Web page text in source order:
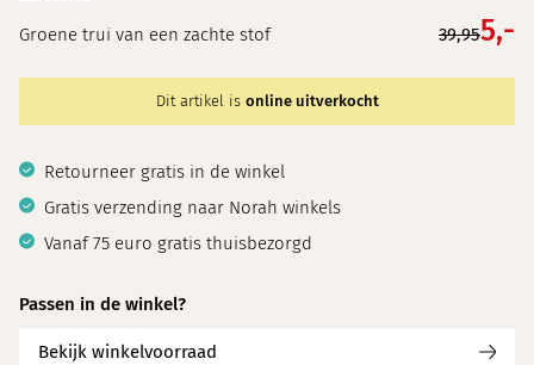
Groene trui van een zachte stof 39,955,-
Dit artikel is online uitverkocht
Retourneer gratis in de winkel
Gratis verzending naar Norah winkels
Vanaf 75 euro gratis thuisbezorgd
Passen in de winkel?
Bekijk winkelvoorraad